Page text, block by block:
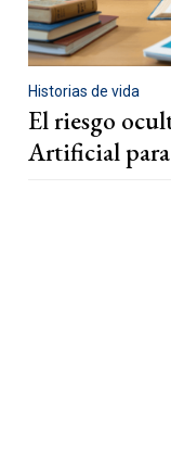
Historias de vida
El riesgo
Artificial